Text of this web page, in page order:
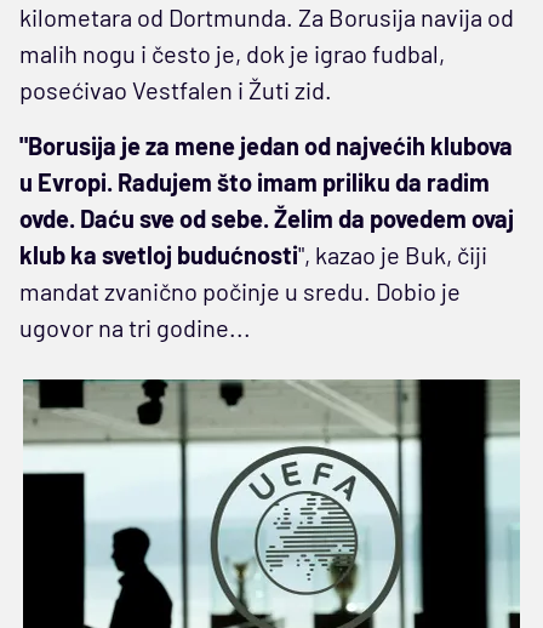
kilometara od Dortmunda. Za Borusija navija od
malih nogu i često je, dok je igrao fudbal,
posećivao Vestfalen i Žuti zid.
"Borusija je za mene jedan od najvećih klubova
u Evropi. Radujem što imam priliku da radim
ovde. Daću sve od sebe. Želim da povedem ovaj
klub ka svetloj budućnosti", kazao je Buk, čiji
mandat zvanično počinje u sredu. Dobio je
ugovor na tri godine...